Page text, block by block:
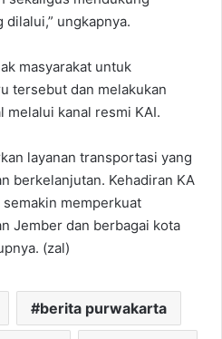
ungkapnya.
masyarakat untuk
tersebut dan melakukan
kanal resmi KAI.
layanan transportasi yang
berkelanjutan. Kehadiran KA
memperkuat
Jember dan berbagai kota
(zal)
berita purwakarta